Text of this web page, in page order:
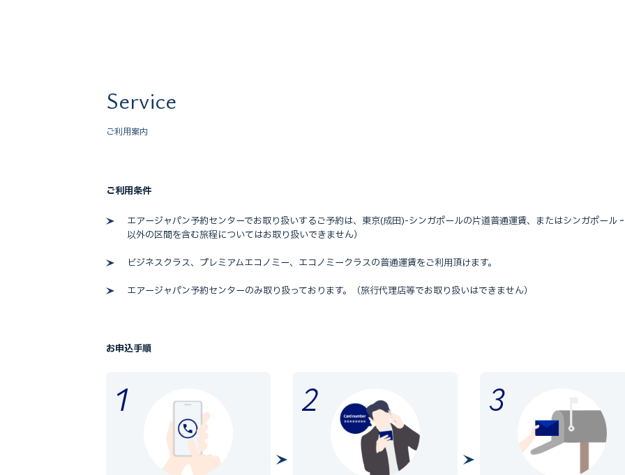
Service
ご利用案内
ご利用条件
エアージャパン予約センターでお取り扱いするご予約は、東京(成田)-シンガポールの片道普通運賃、またはシンガポー
以外の区間を含む旅程についてはお取り扱いできません）
ビジネスクラス、プレミアムエコノミー、エコノミークラスの普通運賃をご利用頂けます。
エアージャパン予約センターのみ取り扱っております。（旅行代理店等でお取り扱いはできません）
お申込手順